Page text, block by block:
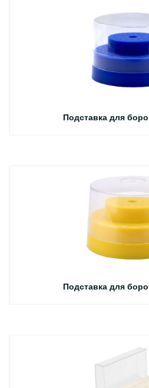
Подставка для
Подставка для